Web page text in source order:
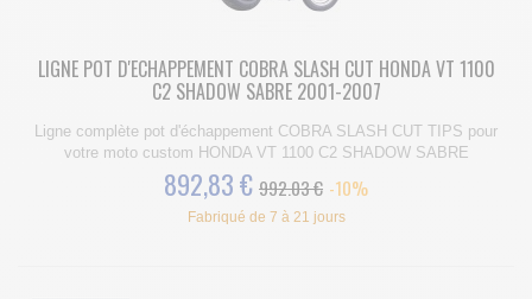
LIGNE POT D'ECHAPPEMENT COBRA SLASH CUT HONDA VT 1100
C2 SHADOW SABRE 2001-2007
Ligne complète pot d'échappement COBRA SLASH CUT TIPS pour
votre moto custom HONDA VT 1100 C2 SHADOW SABRE
892,83 € 992.03 € -10%
Fabriqué de 7 à 21 jours